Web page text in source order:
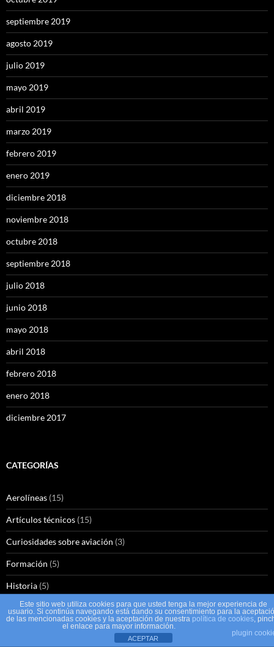
septiembre 2019
agosto 2019
julio 2019
mayo 2019
abril 2019
marzo 2019
febrero 2019
enero 2019
diciembre 2018
noviembre 2018
octubre 2018
septiembre 2018
julio 2018
junio 2018
mayo 2018
abril 2018
febrero 2018
enero 2018
diciembre 2017
CATEGORÍAS
Aerolíneas (15)
Artículos técnicos (15)
Curiosidades sobre aviación (3)
Formación (5)
Historia (5)
Medioambiente(2)
Este sitio web utiliza cookies para que usted tenga la mejor experiencia de
usuario. Si continúa navegando está dando su consentimiento para la
de las mencionadas cookies y la aceptación de nuestra política de cookies,
el enlace para mayor información.
plugin
ACEPTAR